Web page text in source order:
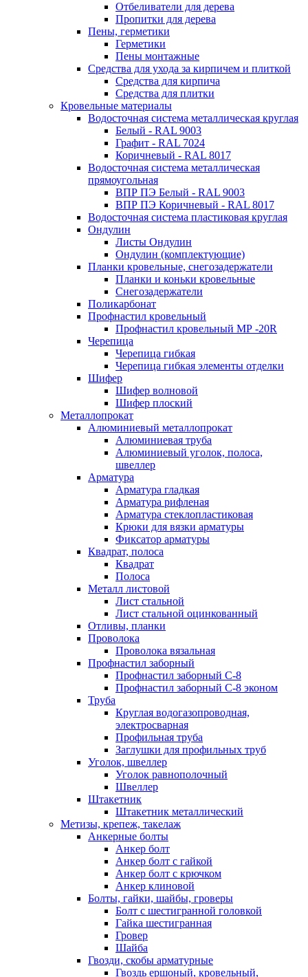
Отбеливатели для дерева
Пропитки для дерева
Пены, герметики
Герметики
Пены монтажные
Средства для ухода за кирпичем и плиткой
Средства для кирпича
Средства для плитки
Кровельные материалы
Водосточная система металлическая круглая
Белый - RAL 9003
Графит - RAL 7024
Коричневый - RAL 8017
Водосточная система металлическая
прямоугольная
ВПР ПЭ Белый - RAL 9003
ВПР ПЭ Коричневый - RAL 8017
Водосточная система пластиковая круглая
Ондулин
Листы Ондулин
Ондулин (комплектующие)
Планки кровельные, снегозадержатели
Планки и коньки кровельные
Снегозадержатели
Поликарбонат
Профнастил кровельный
Профнастил кровельный МР -20R
Черепица
Черепица гибкая
Черепица гибкая элементы отделки
Шифер
Шифер волновой
Шифер плоский
Металлопрокат
Алюминиевый металлопрокат
Алюминиевая труба
Алюминиевый уголок, полоса,
швеллер
Арматура
Арматура гладкая
Арматура рифленая
Арматура стеклопластиковая
Крюки для вязки арматуры
Фиксатор арматуры
Квадрат, полоса
Квадрат
Полоса
Металл листовой
Лист стальной
Лист стальной оцинкованный
Отливы, планки
Проволока
Проволока вязальная
Профнастил заборный
Профнастил заборный С-8
Профнастил заборный С-8 эконом
Труба
Круглая водогазопроводная,
электросварная
Профильная труба
Заглушки для профильных труб
Уголок, швеллер
Уголок равнополочный
Швеллер
Штакетник
Штакетник металлический
Метизы, крепеж, такелаж
Анкерные болты
Анкер болт
Анкер болт с гайкой
Анкер болт с крючком
Анкер клиновой
Болты, гайки, шайбы, гроверы
Болт c шестигранной головкой
Гайка шестигранная
Гровер
Шайба
Гвозди, скобы арматурные
Гвоздь ершоный, кровельный,